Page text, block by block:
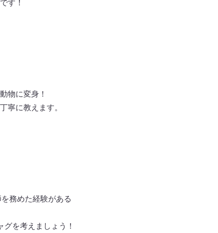
す！
物に変身！
寧に教えます。
務めた経験がある
を考えましょう！